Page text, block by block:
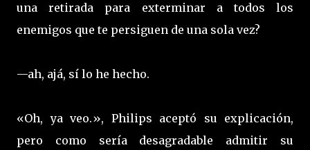
una retirada para exterminar a todos los
enemigos que te persiguen de una sola vez?
—ah, ajá, sí lo he hecho.
«Oh, ya veo.», Philips aceptó su explicación,
pero como sería desagradable admitir su